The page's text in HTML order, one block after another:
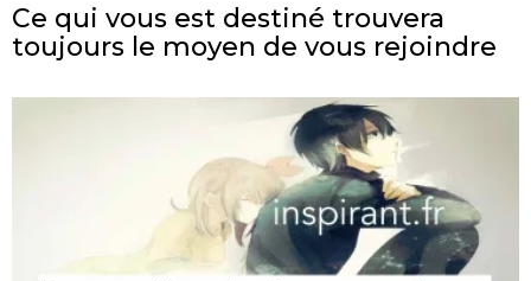
Ce qui vous est destiné trouvera
toujours le moyen de vous rejoindre